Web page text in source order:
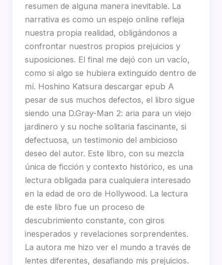
resumen de alguna manera inevitable. La
narrativa es como un espejo online refleja
nuestra propia realidad, obligándonos a
confrontar nuestros propios prejuicios y
suposiciones. El final me dejó con un vacío,
como si algo se hubiera extinguido dentro de
mí. Hoshino Katsura descargar epub A
pesar de sus muchos defectos, el libro sigue
siendo una D.Gray-Man 2: aria para un viejo
jardinero y su noche solitaria fascinante, si
defectuosa, un testimonio del ambicioso
deseo del autor. Este libro, con su mezcla
única de ficción y contexto histórico, es una
lectura obligada para cualquiera interesado
en la edad de oro de Hollywood. La lectura
de este libro fue un proceso de
descubrimiento constante, con giros
inesperados y revelaciones sorprendentes.
La autora me hizo ver el mundo a través de
lentes diferentes, desafiando mis prejuicios.